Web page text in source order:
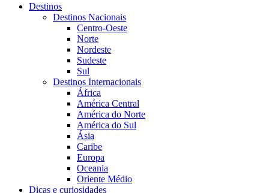
Destinos
Destinos Nacionais
Centro-Oeste
Norte
Nordeste
Sudeste
Sul
Destinos Internacionais
África
América Central
América do Norte
América do Sul
Ásia
Caribe
Europa
Oceania
Oriente Médio
Dicas e curiosidades